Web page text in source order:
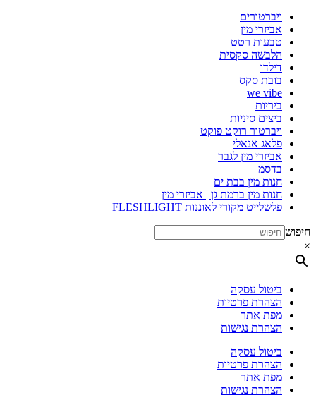
ויברטורים
אביזרי מין
טבעות רטט
הלבשה סקסית
דילדו
בובת סקס
we vibe
ביריות
ביצים סיניות
ויברטור רוקט פוקט
פלאג אנאלי
אביזרי מין לגבר
בדסמ
חנות מין בבת ים
חנות מין ברמת גן | אביזרי מין
פלשלייט מקורי לאוננות FLESHLIGHT
חיפוש
×
ביטול עסקה
הצהרת פרטיות
מפת אתר
הצהרת נגישות
ביטול עסקה
הצהרת פרטיות
מפת אתר
הצהרת נגישות